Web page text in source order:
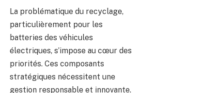
La problématique du recyclage,
particulièrement pour les
batteries des véhicules
électriques, s’impose au cœur des
priorités. Ces composants
stratégiques nécessitent une
gestion responsable et innovante.